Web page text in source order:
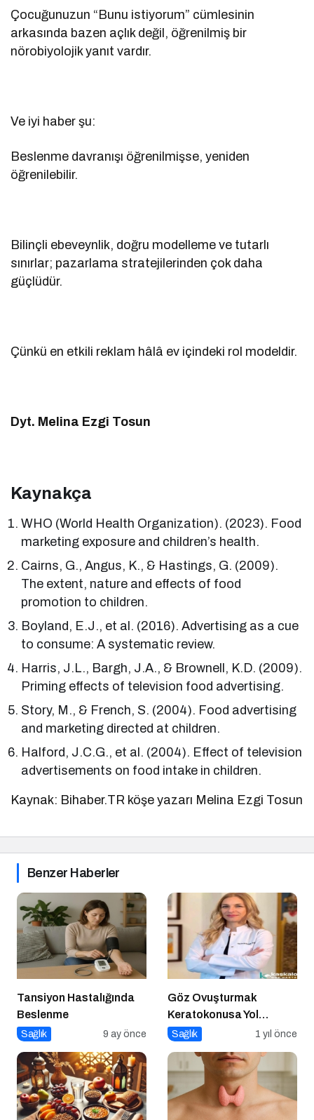
Çocuğunuzun “Bunu istiyorum” cümlesinin
arkasında bazen açlık değil, öğrenilmiş bir
nörobiyolojik yanıt vardır.
Ve iyi haber şu:
Beslenme davranışı öğrenilmişse, yeniden
öğrenilebilir.
Bilinçli ebeveynlik, doğru modelleme ve tutarlı
sınırlar; pazarlama stratejilerinden çok daha
güçlüdür.
Çünkü en etkili reklam hâlâ ev içindeki rol modeldir.
Dyt. Melina Ezgi Tosun
Kaynakça
WHO (World Health Organization). (2023). Food
marketing exposure and children’s health.
Cairns, G., Angus, K., & Hastings, G. (2009).
The extent, nature and effects of food
promotion to children.
Boyland, E.J., et al. (2016). Advertising as a cue
to consume: A systematic review.
Harris, J.L., Bargh, J.A., & Brownell, K.D. (2009).
Priming effects of television food advertising.
Story, M., & French, S. (2004). Food advertising
and marketing directed at children.
Halford, J.C.G., et al. (2004). Effect of television
advertisements on food intake in children.
Kaynak: Bihaber.TR köşe yazarı Melina Ezgi Tosun
Benzer Haberler
Tansiyon Hastalığında
Beslenme
Sağlık 9 ay önce
Göz Ovuşturmak
Keratokonusa Yol
Açabilir
Sağlık 1 yıl önce